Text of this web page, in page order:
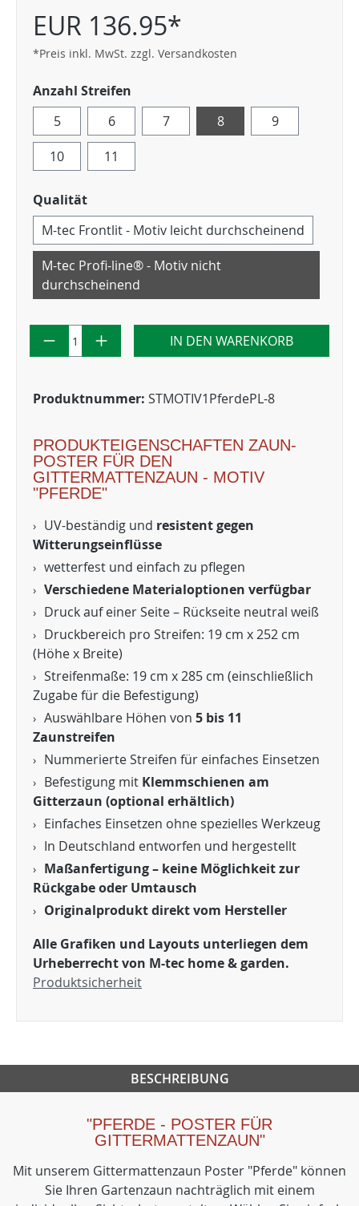
EUR 136.95*
*Preis inkl. MwSt. zzgl. Versandkosten
Anzahl Streifen
5
6 7 8
9
10
11
Qualität
M-tec Frontlit - Motiv leicht durchscheinend
M-tec Profi-line® - Motiv nicht
durchscheinend
IN DEN WARENKORB
Produktnummer: STMOTIV1PferdePL-8
PRODUKTEIGENSCHAFTEN ZAUN-
POSTER FÜR DEN
GITTERMATTENZAUN - MOTIV
"PFERDE"
UV-beständig und resistent gegen
Witterungseinflüsse
wetterfest und einfach zu pflegen
Verschiedene Materialoptionen verfügbar
Druck auf einer Seite – Rückseite neutral weiß
Druckbereich pro Streifen: 19 cm x 252 cm
(Höhe x Breite)
Streifenmaße: 19 cm x 285 cm (einschließlich
Zugabe für die Befestigung)
Auswählbare Höhen von 5 bis 11
Zaunstreifen
Nummerierte Streifen für einfaches Einsetzen
Befestigung mit Klemmschienen am
Gitterzaun (optional erhältlich)
Einfaches Einsetzen ohne spezielles Werkzeug
In Deutschland entworfen und hergestellt
Maßanfertigung – keine Möglichkeit zur
Rückgabe oder Umtausch
Originalprodukt direkt vom Hersteller
Alle Grafiken und Layouts unterliegen dem
Urheberrecht von M-tec home & garden.
Produktsicherheit
BESCHREIBUNG
"PFERDE - POSTER FÜR
GITTERMATTENZAUN"
Mit unserem Gittermattenzaun Poster "Pferde" können
Sie Ihren Gartenzaun nachträglich mit einem